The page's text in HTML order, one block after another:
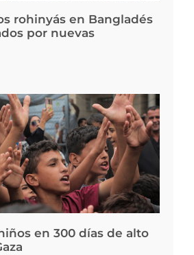
rohinyás en Bangladés
por nuevas
en 300 días de alto